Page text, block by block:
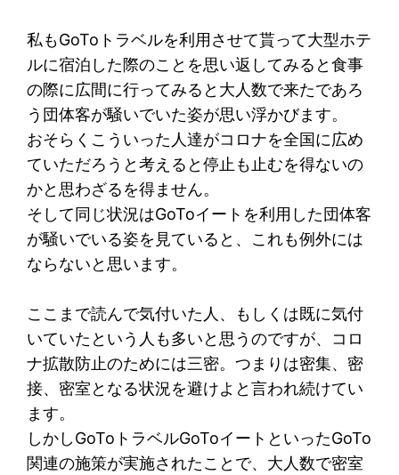
私もGoToトラベルを利用させて貰って大型ホテ
ルに宿泊した際のことを思い返してみると食事
の際に広間に行ってみると大人数で来たであろ
う団体客が騒いでいた姿が思い浮かびます。
おそらくこういった人達がコロナを全国に広め
ていただろうと考えると停止も止むを得ないの
かと思わざるを得ません。
そして同じ状況はGoToイートを利用した団体客
が騒いでいる姿を見ていると、これも例外には
ならないと思います。
ここまで読んで気付いた人、もしくは既に気付
いていたという人も多いと思うのですが、コロ
ナ拡散防止のためには三密。つまりは密集、密
接、密室となる状況を避けよと言われ続けてい
ます。
しかしGoToトラベルGoToイートといったGoTo
関連の施策が実施されたことで、大人数で密室